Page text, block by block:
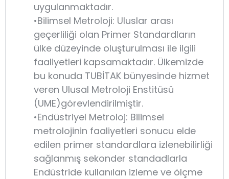
uygulanmaktadır.
•Bilimsel Metroloji: Uluslar arası
geçerliliği olan Primer Standardların
ülke düzeyinde oluşturulması ile ilgili
faaliyetleri kapsamaktadır. Ülkemizde
bu konuda TUBİTAK bünyesinde hizmet
veren Ulusal Metroloji Enstitüsü
(UME)görevlendirilmiştir.
•Endüstriyel Metroloj: Bilimsel
metrolojinin faaliyetleri sonucu elde
edilen primer standardlara izlenebilirliği
sağlanmış sekonder standadlarla
Endüstride kullanılan izleme ve ölçme